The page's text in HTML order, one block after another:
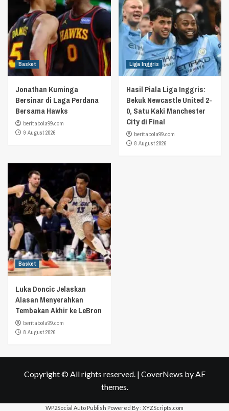
Basket
Jonathan Kuminga
Bersinar di Laga Perdana
Bersama Hawks
beritabola99.com
9 August 2026
Liga Inggris
Hasil Piala Liga Inggris:
Bekuk Newcastle United 2-
0, Satu Kaki Manchester
City di Final
beritabola99.com
8 August 2026
Basket
Luka Doncic Jelaskan
Alasan Menyerahkan
Tembakan Akhir ke LeBron
beritabola99.com
8 August 2026
Copyright © All rights reserved. | CoverNews by AF
themes.
WP2Social Auto Publish Powered By : XYZScripts.com